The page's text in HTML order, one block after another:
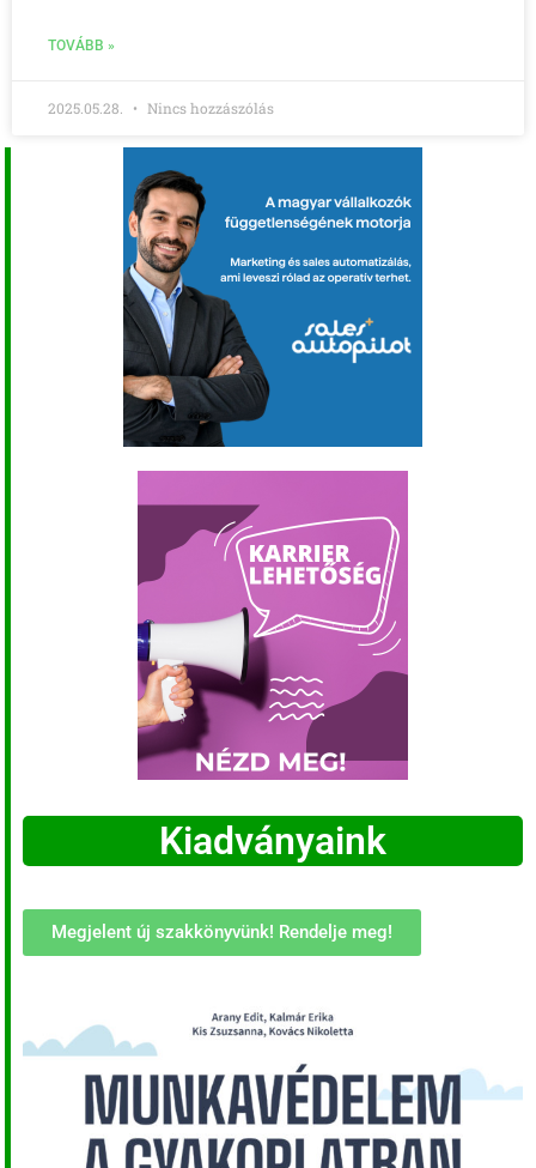
TOVÁBB »
2025.05.28. Nincs hozzászólás
Kiadványaink
Megjelent új szakkönyvünk! Rendelje meg!